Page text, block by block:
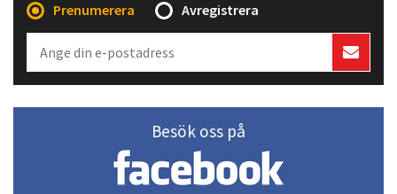
Prenumerera
Avregistrera
Besök oss på